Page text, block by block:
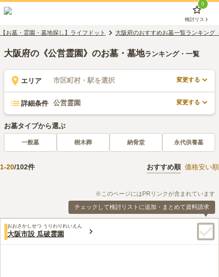
0
検討リスト
【お墓・霊園・墓地探し】ライフドット 大阪府のおすすめお墓一覧ランキング
大阪府の《公営霊園》のお墓・墓地ランキング・一覧
エリア 市区町村・駅を選択 変更する
詳細条件 公営霊園 変更する
お墓タイプから選ぶ
一般墓 樹木葬 納骨堂 永代供養墓
1-20/102件 おすすめ順 価格安い順
※このページにはPRリンクが含まれています
チェックして検討リストに追加・まとめて資料請求
おおさかしせつ うりわりれいえん
大阪市設 瓜破霊園